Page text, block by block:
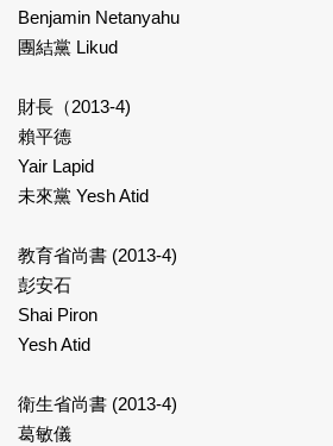
Benjamin Netanyahu
團結黨 Likud
財長（2013-4)
賴平德
Yair Lapid
未來黨 Yesh Atid
教育省尚書 (2013-4)
彭安石
Shai Piron
Yesh Atid
衛生省尚書 (2013-4)
葛敏儀